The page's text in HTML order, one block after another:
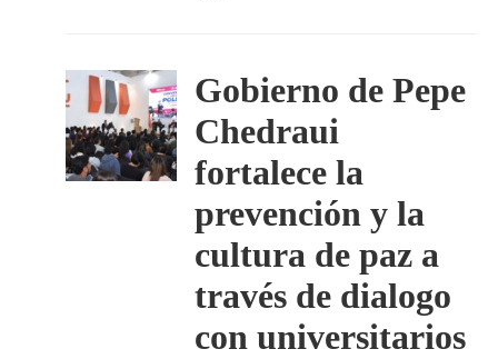
Gobierno de Pepe
Chedraui
fortalece la
prevención y la
cultura de paz a
través de dialogo
con universitarios